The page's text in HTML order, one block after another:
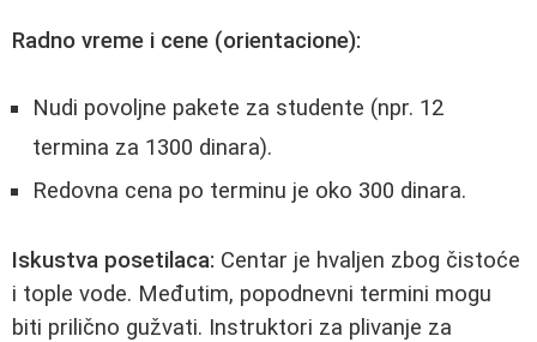
Radno vreme i cene (orientacione):
Nudi povoljne pakete za studente (npr. 12
termina za 1300 dinara).
Redovna cena po terminu je oko 300 dinara.
Iskustva posetilaca: Centar je hvaljen zbog čistoće
i tople vode. Međutim, popodnevni termini mogu
biti prilično gužvati. Instruktori za plivanje za